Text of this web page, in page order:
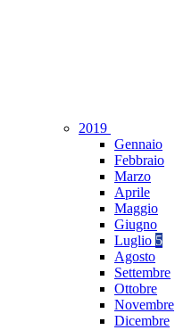
2019
Gennaio
Febbraio
Marzo
Aprile
Maggio
Giugno
Luglio 5
Agosto
Settembre
Ottobre
Novembre
Dicembre